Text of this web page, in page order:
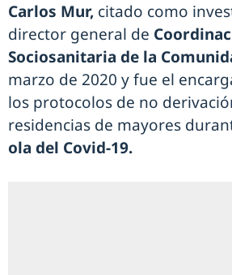
Carlos Mur, citado como
director general de
Sociosanitaria de la
marzo de 2020 y fue el
los protocolos de no
residencias de mayores
ola del Covid-19.